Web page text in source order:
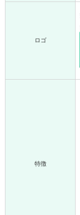
ロゴ
特徴